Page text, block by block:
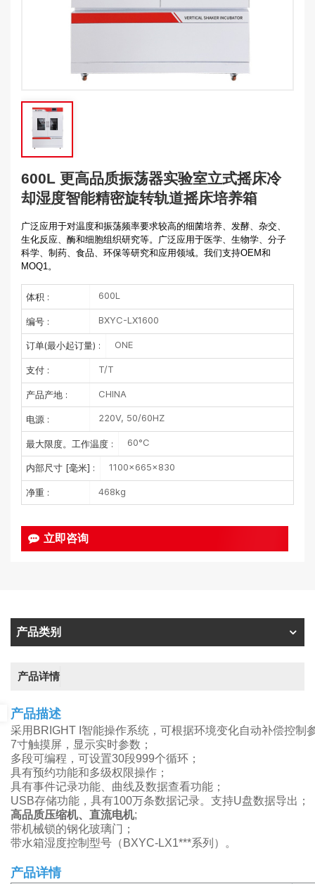
600L 更高品质振荡器实验室立式摇床冷
却湿度智能精密旋转轨道摇床培养箱
广泛应用于对温度和振荡频率要求较高的细菌培养、发酵、杂交、
生化反应、酶和细胞组织研究等。广泛应用于医学、生物学、分子
科学、制药、食品、环保等研究和应用领域。我们支持OEM和
MOQ1。
体积 : 600L
编号 : BXYC-LX1600
订单(最小起订量) : ONE
支付 : T/T
产品产地 : CHINA
电源 : 220V, 50/60HZ
最大限度。工作温度 : 60°C
内部尺寸 [毫米] : 1100×665×830
净重 : 468kg
立即咨询
产品类别
产品详情
产品描述
采用BRIGHT I智能操作系统，可根据环境变化自动补偿控制
7寸触摸屏，显示实时参数；
多段可编程，可设置30段999个循环；
具有预约功能和多级权限操作；
具有事件记录功能、曲线及数据查看功能；
USB存储功能，具有100万条数据记录。支持U盘数据导出；
高品质压缩机、直流电机;
带机械锁的钢化玻璃门；
带水箱湿度控制型号（BXYC-LX1***系列）。
产品详情